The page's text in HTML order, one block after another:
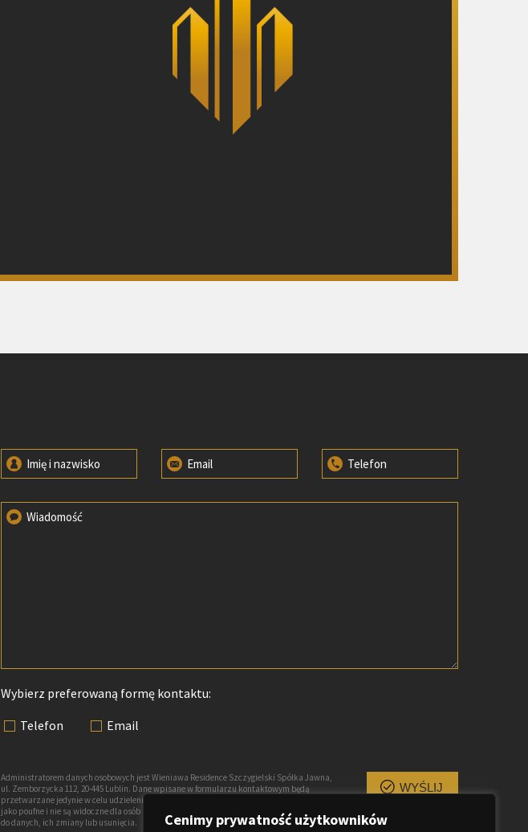
Cenimy prywatność użytkowników
Imię i nazwisko Email Telefon
Wiadomość
Wybierz preferowaną formę kontaktu:
Telefon
Email
Administratorem danych osobowych jest Wieniawa Residence Szczygielski Spółka Jawna,
ul. Zemborzycka 112, 20-445 Lublin. Dane wpisane w formularzu kontaktowym będą
przetwarzane jedynie w celu udzielenia odpowiedzi na przesłane zapytanie, są traktowane
jako poufne i nie są widoczne dla osób nieuprawnionych. Każda osoba ma prawo dostępu
do danych, ich zmiany lub usunięcia.
WYŚLIJ